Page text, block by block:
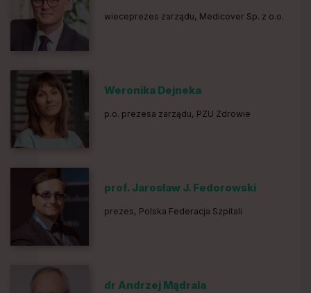
wieceprezes zarządu, Medicover Sp. z o.o.
Weronika Dejneka
p.o. prezesa zarządu, PZU Zdrowie
prof. Jarosław J. Fedorowski
prezes, Polska Federacja Szpitali
dr Andrzej Mądrala